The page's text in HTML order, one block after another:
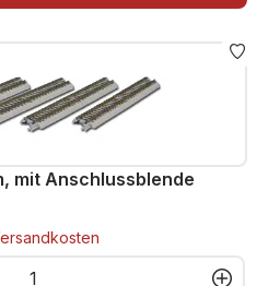
mit Anschlussblende
Gib den